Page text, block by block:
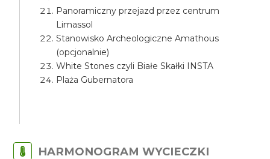
Panoramiczny przejazd przez centrum
Limassol
Stanowisko Archeologiczne Amathous
(opcjonalnie)
White Stones czyli Białe Skałki INSTA
Plaża Gubernatora
HARMONOGRAM WYCIECZKI